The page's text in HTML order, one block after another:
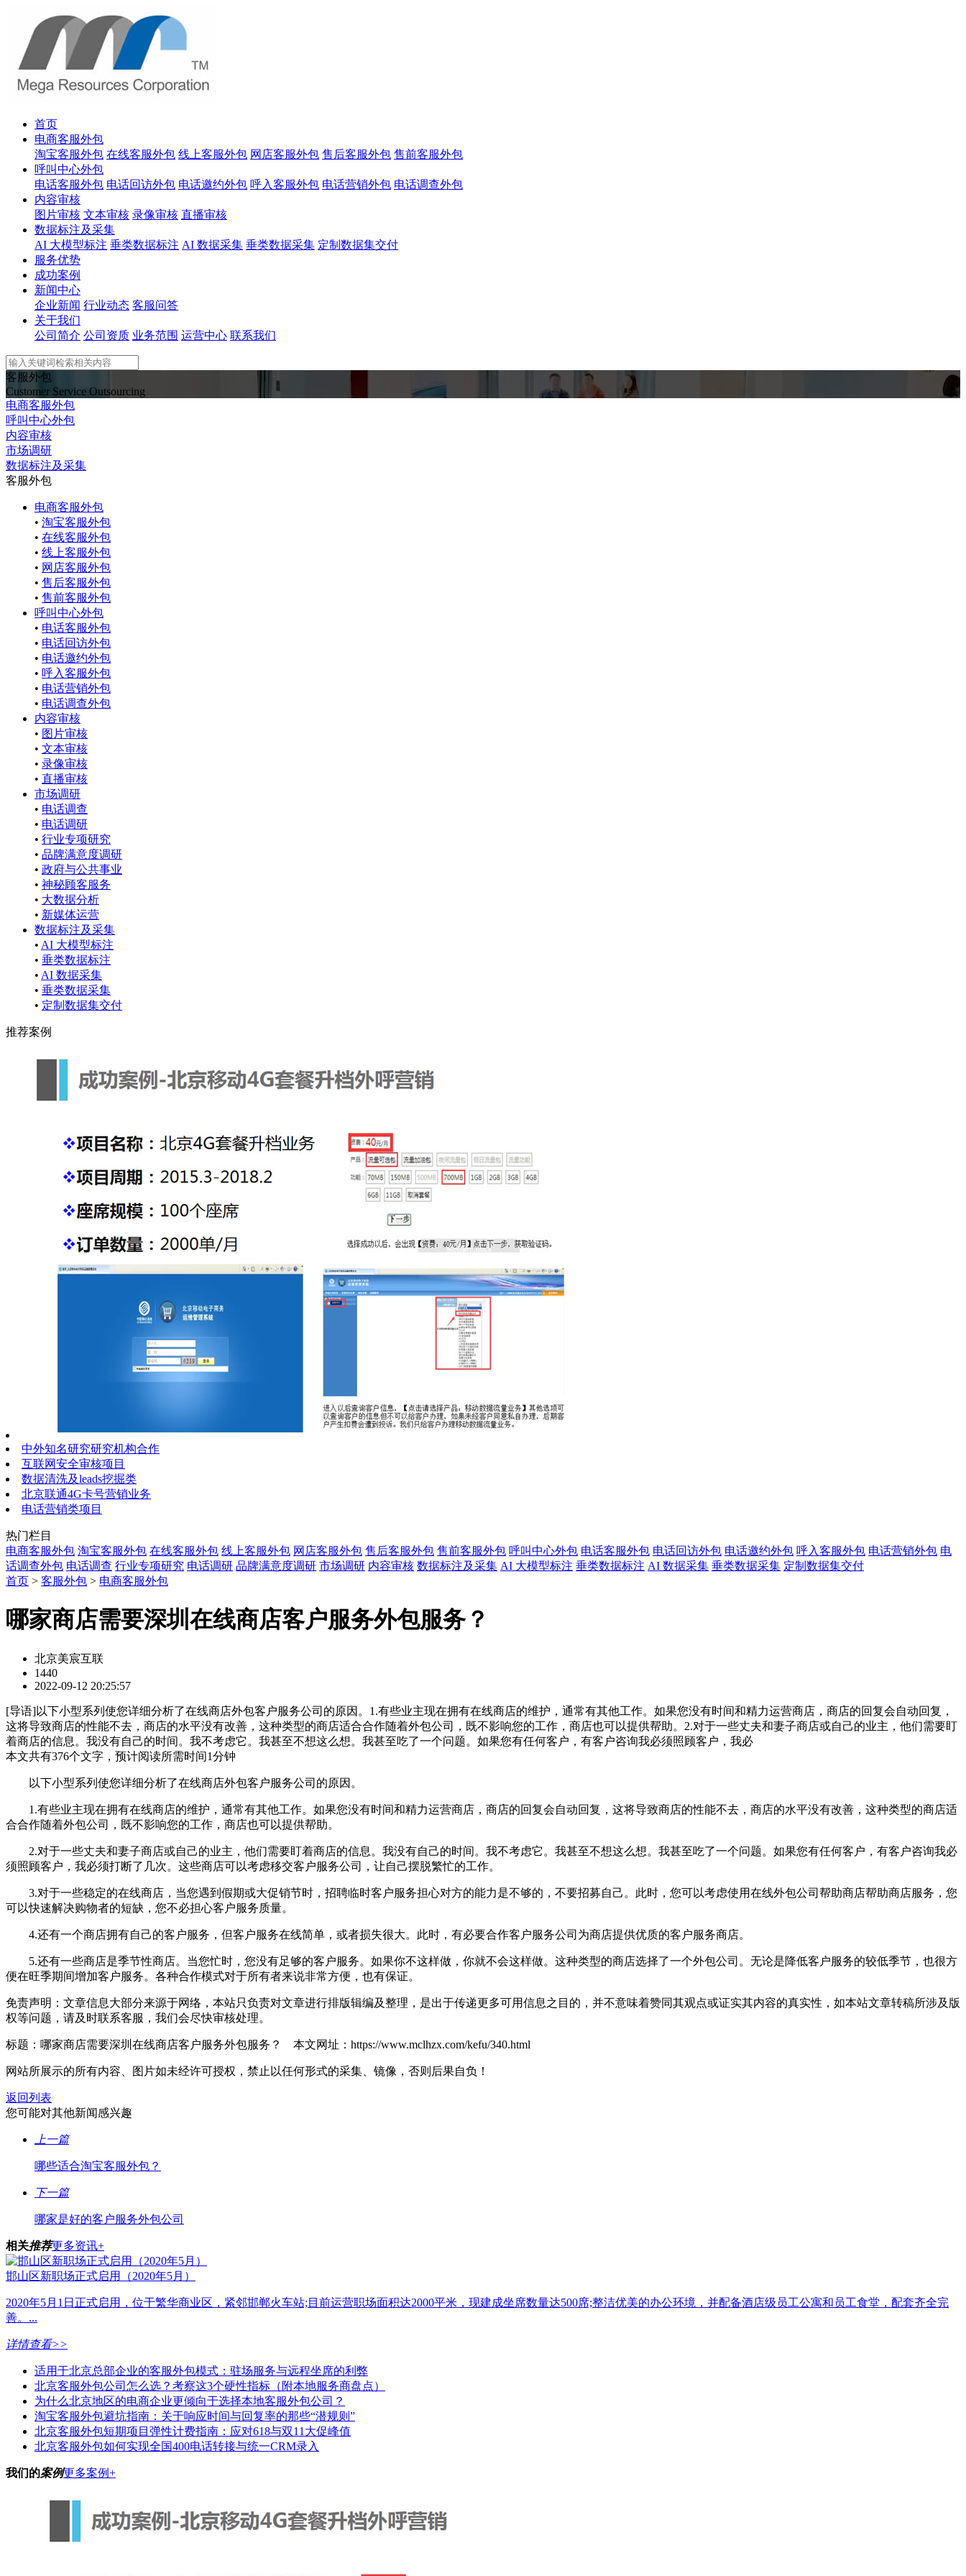
首页
电商客服外包
淘宝客服外包 在线客服外包 线上客服外包 网店客服外包 售后客服外包 售前客服外包
呼叫中心外包
电话客服外包 电话回访外包 电话邀约外包 呼入客服外包 电话营销外包 电话调查外包
内容审核
图片审核 文本审核 录像审核 直播审核
数据标注及采集
AI 大模型标注 垂类数据标注 AI 数据采集 垂类数据采集 定制数据集交付
服务优势
成功案例
新闻中心
企业新闻 行业动态 客服问答
关于我们
公司简介 公司资质 业务范围 运营中心 联系我们
客服外包
Customer Service Outsourcing
电商客服外包
呼叫中心外包
内容审核
市场调研
数据标注及采集
客服外包
电商客服外包
• 淘宝客服外包
• 在线客服外包
• 线上客服外包
• 网店客服外包
• 售后客服外包
• 售前客服外包
呼叫中心外包
• 电话客服外包
• 电话回访外包
• 电话邀约外包
• 呼入客服外包
• 电话营销外包
• 电话调查外包
内容审核
• 图片审核
• 文本审核
• 录像审核
• 直播审核
市场调研
• 电话调查
• 电话调研
• 行业专项研究
• 品牌满意度调研
• 政府与公共事业
• 神秘顾客服务
• 大数据分析
• 新媒体运营
数据标注及采集
• AI 大模型标注
• 垂类数据标注
• AI 数据采集
• 垂类数据采集
• 定制数据集交付
推荐案例
中外知名研究研究机构合作
互联网安全审核项目
数据清洗及leads挖掘类
北京联通4G卡号营销业务
电话营销类项目
热门栏目
电商客服外包 淘宝客服外包 在线客服外包 线上客服外包 网店客服外包 售后客服外包 售前客服外包 呼叫中心外包 电话客服外包 电话回访外包 电话邀约外包 呼入客服外包 电话营销外包 电
话调查外包 电话调查 行业专项研究 电话调研 品牌满意度调研 市场调研 内容审核 数据标注及采集 AI 大模型标注 垂类数据标注 AI 数据采集 垂类数据采集 定制数据集交付
首页 > 客服外包 > 电商客服外包
哪家商店需要深圳在线商店客户服务外包服务？
北京美宸互联
1440
2022-09-12 20:25:57
[导语]以下小型系列使您详细分析了在线商店外包客户服务公司的原因。1.有些业主现在拥有在线商店的维护，通常有其他工作。如果您没有时间和精力运营商店，商店的回复会自动回复，
这将导致商店的性能不去，商店的水平没有改善，这种类型的商店适合合作随着外包公司，既不影响您的工作，商店也可以提供帮助。2.对于一些丈夫和妻子商店或自己的业主，他们需要盯
着商店的信息。我没有自己的时间。我不考虑它。我甚至不想这么想。我甚至吃了一个问题。如果您有任何客户，有客户咨询我必须照顾客户，我必
本文共有376个文字，预计阅读所需时间1分钟
以下小型系列使您详细分析了在线商店外包客户服务公司的原因。
1.有些业主现在拥有在线商店的维护，通常有其他工作。如果您没有时间和精力运营商店，商店的回复会自动回复，这将导致商店的性能不去，商店的水平没有改善，这种类型的商店适
合合作随着外包公司，既不影响您的工作，商店也可以提供帮助。
2.对于一些丈夫和妻子商店或自己的业主，他们需要盯着商店的信息。我没有自己的时间。我不考虑它。我甚至不想这么想。我甚至吃了一个问题。如果您有任何客户，有客户咨询我必
须照顾客户，我必须打断了几次。这些商店可以考虑移交客户服务公司，让自己摆脱繁忙的工作。
3.对于一些稳定的在线商店，当您遇到假期或大促销节时，招聘临时客户服务担心对方的能力是不够的，不要招募自己。此时，您可以考虑使用在线外包公司帮助商店帮助商店服务，您
可以快速解决购物者的短缺，您不必担心客户服务质量。
4.还有一个商店拥有自己的客户服务，但客户服务在线简单，或者损失很大。此时，有必要合作客户服务公司为商店提供优质的客户服务商店。
5.还有一些商店是季节性商店。当您忙时，您没有足够的客户服务。如果你不这样做，你就不会这样做。这种类型的商店选择了一个外包公司。无论是降低客户服务的较低季节，也很方
便在旺季期间增加客户服务。各种合作模式对于所有者来说非常方便，也有保证。
免责声明：文章信息大部分来源于网络，本站只负责对文章进行排版辑编及整理，是出于传递更多可用信息之目的，并不意味着赞同其观点或证实其内容的真实性，如本站文章转稿所涉及版
权等问题，请及时联系客服，我们会尽快审核处理。
标题：哪家商店需要深圳在线商店客户服务外包服务？ 本文网址：https://www.mclhzx.com/kefu/340.html
网站所展示的所有内容、图片如未经许可授权，禁止以任何形式的采集、镜像，否则后果自负！
返回列表
您可能对其他新闻感兴趣
上一篇
哪些适合淘宝客服外包？
下一篇
哪家是好的客户服务外包公司
相关推荐更多资讯+
邯山区新职场正式启用（2020年5月）
2020年5月1日正式启用，位于繁华商业区，紧邻邯郸火车站;目前运营职场面积达2000平米，现建成坐席数量达500席;整洁优美的办公环境，并配备酒店级员工公寓和员工食堂，配套齐全完
善。...
详情查看>>
适用于北京总部企业的客服外包模式：驻场服务与远程坐席的利弊
北京客服外包公司怎么选？考察这3个硬性指标（附本地服务商盘点）
为什么北京地区的电商企业更倾向于选择本地客服外包公司？
淘宝客服外包避坑指南：关于响应时间与回复率的那些“潜规则”
北京客服外包短期项目弹性计费指南：应对618与双11大促峰值
北京客服外包如何实现全国400电话转接与统一CRM录入
我们的案例更多案例+